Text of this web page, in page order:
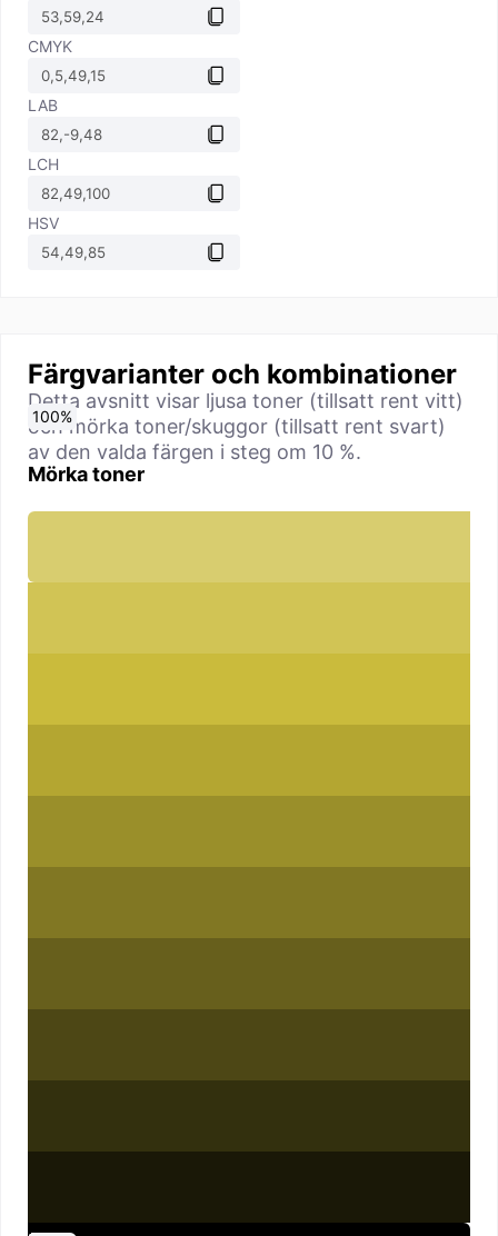
CMYK
LAB
LCH
HSV
Färgvarianter och kombinationer
Detta avsnitt visar ljusa toner (tillsatt rent vitt)
och mörka toner/skuggor (tillsatt rent svart)
av den valda färgen i steg om 10 %.
Mörka toner
0%
10%
20%
30%
40%
50%
60%
70%
80%
90%
100%